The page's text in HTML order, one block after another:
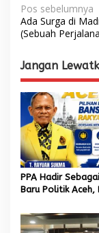
N
a
i
g
a
s
i
p
o
Pos sebelumnya
Ada Surga di
(Sebuah
Jangan
PPA Hadir
Baru Politik Aceh,
Internasional
Daerah